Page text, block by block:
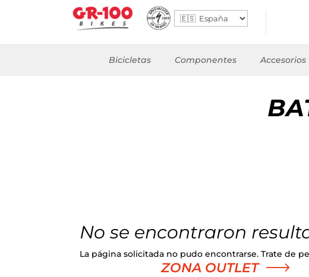
Bicicletas Componentes Accesorios
No se encontraron
La página solicitada no pudo encontrarse. Trate de
ZONA OUTLET